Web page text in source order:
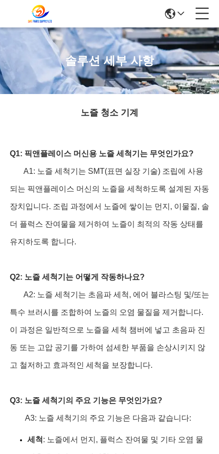
솔루션 세부 사항
노즐 청소 기계
Q1: 픽앤플레이스 머신용 노즐 세척기는 무엇인가요?
A1: 노즐 세척기는 SMT(표면 실장 기술) 조립에 사용
되는 픽앤플레이스 머신의 노즐을 세척하도록 설계된 자동
장치입니다. 조립 과정에서 노즐에 쌓이는 먼지, 이물질, 솔
더 플럭스 잔여물을 제거하여 노즐이 최적의 작동 상태를
유지하도록 합니다.
Q2: 노즐 세척기는 어떻게 작동하나요?
A2: 노즐 세척기는 초음파 세척, 에어 블라스팅 및/또는
특수 브러시를 조합하여 노즐의 오염 물질을 제거합니다.
이 과정은 일반적으로 노즐을 세척 챔버에 넣고 초음파 진
동 또는 고압 공기를 가하여 섬세한 부품을 손상시키지 않
고 철저하고 효과적인 세척을 보장합니다.
Q3: 노즐 세척기의 주요 기능은 무엇인가요?
A3: 노즐 세척기의 주요 기능은 다음과 같습니다:
세척 : 노즐에서 먼지, 플럭스 잔여물 및 기타 오염 물